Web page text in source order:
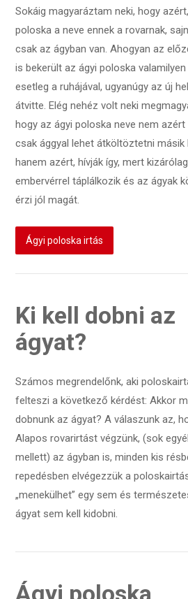
Sokáig magyaráztam neki, hogy
poloska a neve ennek a rovarnak,
csak az ágyban van. Ahogyan az
is bekerült az ágyi poloska valamilyen
esetleg a ruhájával, ugyanúgy az új
átvitte. Elég nehéz volt neki
hogy az ágyi poloska neve nem
csak ággyal lehet átköltöztetni másik
hanem azért, hívják így, mert kizárólag
embervérrel táplálkozik és az ágyak
érzi jól magát.
Ágyi poloska irtás
Ki kell dobni az
ágyat?
Számos megrendelőnk, aki
felteszi a következő kérdést: Akkor
dobnunk az ágyat? A válaszunk az,
Alapos rovarirtást végzünk, (sok
mellett) az ágyban is, minden kis
repedésben elvégezzük a
„menekülhet” egy sem és
ágyat sem kell kidobni.
Ágyi poloska